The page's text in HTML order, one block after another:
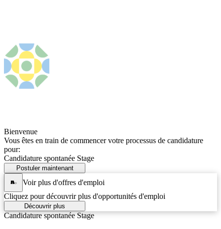
Bienvenue
Vous êtes en train de commencer votre processus de candidature
pour:
Candidature spontanée Stage
Postuler maintenant
Voir plus d'offres d'emploi
Cliquez pour découvrir plus d'opportunités d'emploi
Découvrir plus
Candidature spontanée Stage